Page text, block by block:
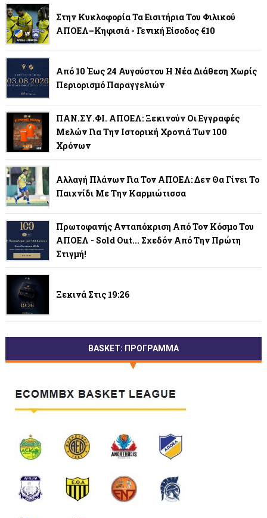
Στην Κυκλοφορία Τα Εισιτήρια Του Φιλικού
ΑΠΟΕΛ–Κηφισιά - Γενική Είσοδος €10
Από 10 Έως 24 Αυγούστου Η Νέα Διάθεση Χωρίς
Περιορισμό Παραγγελιών
ΠΑΝ.ΣΥ.ΦΙ. ΑΠΟΕΛ: Ξεκινούν Οι Εγγραφές
Μελών Για Την Ιστορική Χρονιά Των 100
Χρόνων
Αλλαγή Πλάνων Για Τον ΑΠΟΕΛ: Δεν Θα Γίνει Το
Παιχνίδι Με Την Καρμιώτισσα
Πρωτοφανής Ανταπόκριση Από Τον Κόσμο Του
ΑΠΟΕΛ - Sold Out... Σχεδόν Από Την Πρώτη
Στιγμή!
Ξεκινά Στις 19:26
BASKET: ΠΡΟΓΡΑΜΜΑ